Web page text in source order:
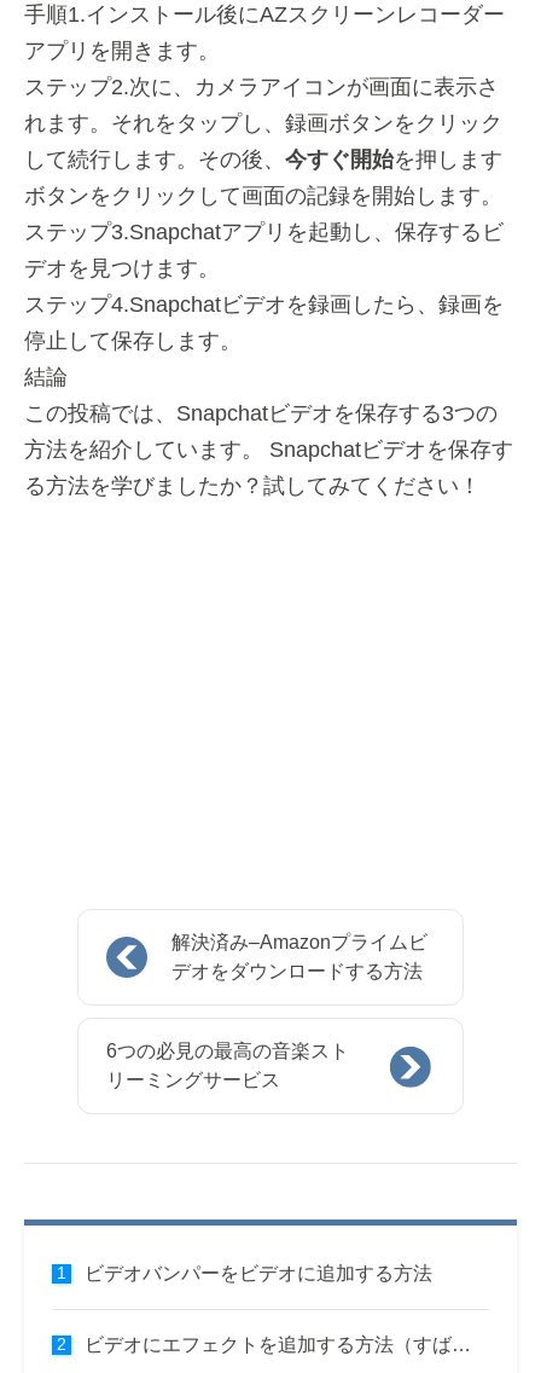
手順1.インストール後にAZスクリーンレコーダー
アプリを開きます。
ステップ2.次に、カメラアイコンが画面に表示さ
れます。それをタップし、録画ボタンをクリック
して続行します。その後、 今すぐ開始を押します
ボタンをクリックして画面の記録を開始します。
ステップ3.Snapchatアプリを起動し、保存するビ
デオを見つけます。
ステップ4.Snapchatビデオを録画したら、録画を
停止して保存します。
結論
この投稿では、Snapchatビデオを保存する3つの
方法を紹介しています。 Snapchatビデオを保存す
る方法を学びましたか？試してみてください！
解決済み–Amazonプライムビ
デオをダウンロードする方法
6つの必見の最高の音楽スト
リーミングサービス
ビデオバンパーをビデオに追加する方法
ビデオにエフェクトを追加する方法（すばやく簡単）